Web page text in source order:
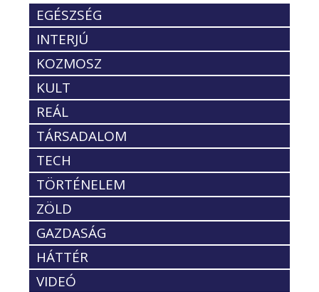
EGÉSZSÉG
INTERJÚ
KOZMOSZ
KULT
REÁL
TÁRSADALOM
TECH
TÖRTÉNELEM
ZÖLD
GAZDASÁG
HÁTTÉR
VIDEÓ